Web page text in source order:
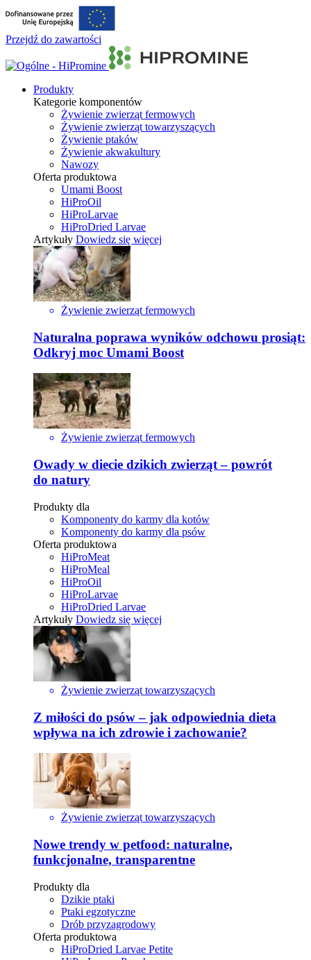
Przejdź do zawartości
Produkty
Kategorie komponentów
Żywienie zwierząt fermowych
Żywienie zwierząt towarzyszących
Żywienie ptaków
Żywienie akwakultury
Nawozy
Oferta produktowa
Umami Boost
HiProOil
HiProLarvae
HiProDried Larvae
Artykuły Dowiedz się więcej
Żywienie zwierząt fermowych
Naturalna poprawa wyników odchowu prosiąt:
Odkryj moc Umami Boost
Żywienie zwierząt fermowych
Owady w diecie dzikich zwierząt – powrót
do natury
Produkty dla
Komponenty do karmy dla kotów
Komponenty do karmy dla psów
Oferta produktowa
HiProMeat
HiProMeal
HiProOil
HiProLarvae
HiProDried Larvae
Artykuły Dowiedz się więcej
Żywienie zwierząt towarzyszących
Z miłości do psów – jak odpowiednia dieta
wpływa na ich zdrowie i zachowanie?
Żywienie zwierząt towarzyszących
Nowe trendy w petfood: naturalne,
funkcjonalne, transparentne
Produkty dla
Dzikie ptaki
Ptaki egzotyczne
Drób przyzagrodowy
Oferta produktowa
HiProDried Larvae Petite